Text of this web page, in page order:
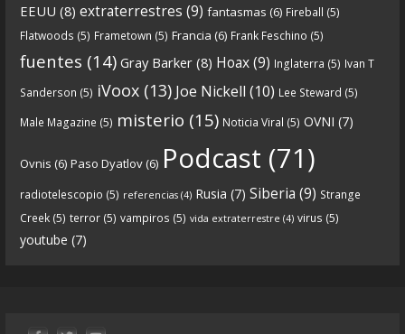
Descargar
https://www.ivoox.com/cdn-6x05-8211-qanon-
parte-1-origenes-audios-mp3_rf_67157433_1.html
Tras una exhaustiva investigación en los orígenes
y desarrollo de Qanon, la madre de todas las
more
EEUU (8) extraterrestres (9) fantasmas (6) Fireball (5)
Flatwoods (5) Frametown (5) Francia (6) Frank Feschino (5)
fuentes (14) Gray Barker (8) Hoax(9) Inglaterra (5) Ivan T
Sanderson (5) iVoox (13) Joe Nickell (10) Lee Steward (5)
Male Magazine (5) misterio (15) Noticia Viral (5) OVNI (7)
Ovnis (6) Paso Dyatlov (6) Podcast (71)
radiotelescopio (5) referencias (4) Rusia (7) Siberia (9) Strange
Creek (5) terror (5) vampiros (5) vida extraterrestre (4) virus (5)
youtube (7)